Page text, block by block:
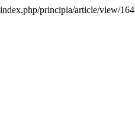
principia/article/view/164